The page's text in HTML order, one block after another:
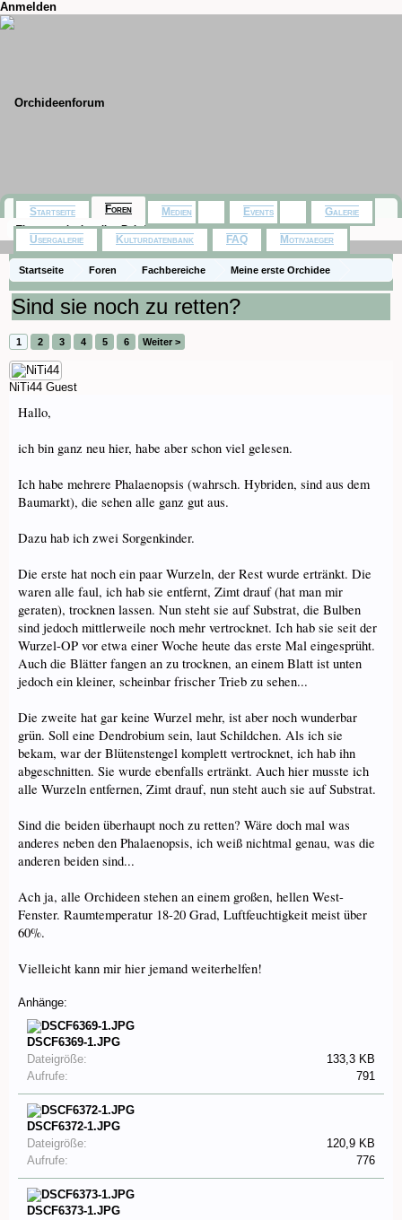
Anmelden
Startseite Foren Fachbereiche Meine erste Orchidee
Sind sie noch zu retten?
1 2 3 4 5 6 Weiter >
NiTi44 Guest
Hallo,
ich bin ganz neu hier, habe aber schon viel gelesen.
Ich habe mehrere Phalaenopsis (wahrsch. Hybriden, sind aus dem
Baumarkt), die sehen alle ganz gut aus.
Dazu hab ich zwei Sorgenkinder.
Die erste hat noch ein paar Wurzeln, der Rest wurde ertränkt. Die
waren alle faul, ich hab sie entfernt, Zimt drauf (hat man mir
geraten), trocknen lassen. Nun steht sie auf Substrat, die Bulben
sind jedoch mittlerweile noch mehr vertrocknet. Ich hab sie seit der
Wurzel-OP vor etwa einer Woche heute das erste Mal eingesprüht.
Auch die Blätter fangen an zu trocknen, an einem Blatt ist unten
jedoch ein kleiner, scheinbar frischer Trieb zu sehen...
Die zweite hat gar keine Wurzel mehr, ist aber noch wunderbar
grün. Soll eine Dendrobium sein, laut Schildchen. Als ich sie
bekam, war der Blütenstengel komplett vertrocknet, ich hab ihn
abgeschnitten. Sie wurde ebenfalls ertränkt. Auch hier musste ich
alle Wurzeln entfernen, Zimt drauf, nun steht auch sie auf Substrat.
Sind die beiden überhaupt noch zu retten? Wäre doch mal was
anderes neben den Phalaenopsis, ich weiß nichtmal genau, was die
anderen beiden sind...
Ach ja, alle Orchideen stehen an einem großen, hellen West-
Fenster. Raumtemperatur 18-20 Grad, Luftfeuchtigkeit meist über
60%.
Vielleicht kann mir hier jemand weiterhelfen!
Anhänge:
DSCF6369-1.JPG
Dateigröße:
133,3 KB
Aufrufe:
791
DSCF6372-1.JPG
Dateigröße:
120,9 KB
Aufrufe:
776
DSCF6373-1.JPG
Startseite Foren
Themen mit aktuellen Beiträgen
Medien Events Galerie
Usergalerie Kulturdatenbank FAQ Motivjaeger